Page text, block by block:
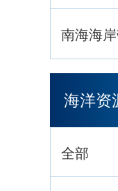
南海海
海洋资
全部